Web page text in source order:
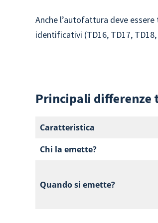
Anche l’autofattura deve
identificativi (TD16, TD17, TD18,
Principali
Caratteristica
Chi la emette?
Quando si emette?